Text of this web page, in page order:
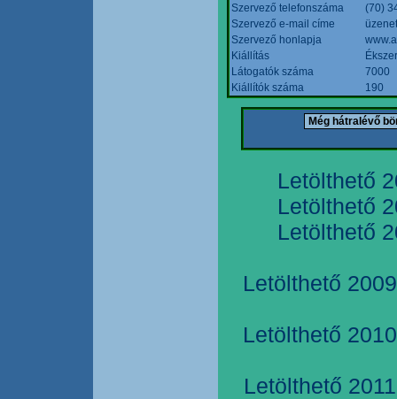
Szervező telefonszáma
(70)
Szervező e-mail címe
Szervező honlapja
Kiállítás
Látogatók száma
7000
Kiállítók száma
190
Letölthető
Letölthető
Letölthető
Letölthető
Letölthető
Letölthető